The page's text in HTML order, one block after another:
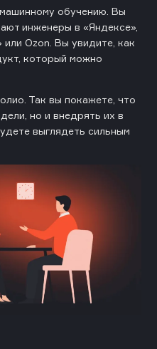
обучению. Вы
инженеры в «Яндексе»,
Ozon. Вы увидите, как
который можно
Так вы покажете, что
но и внедрять их в
выглядеть сильным